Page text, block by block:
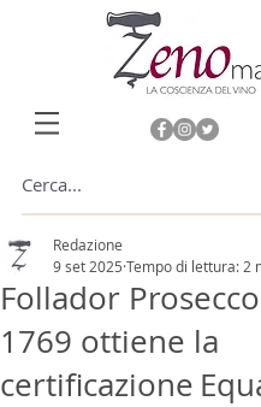
Follador
1769 ottiene la
certificazione
Redazione
9 set 2025 Tempo di lettura: 2